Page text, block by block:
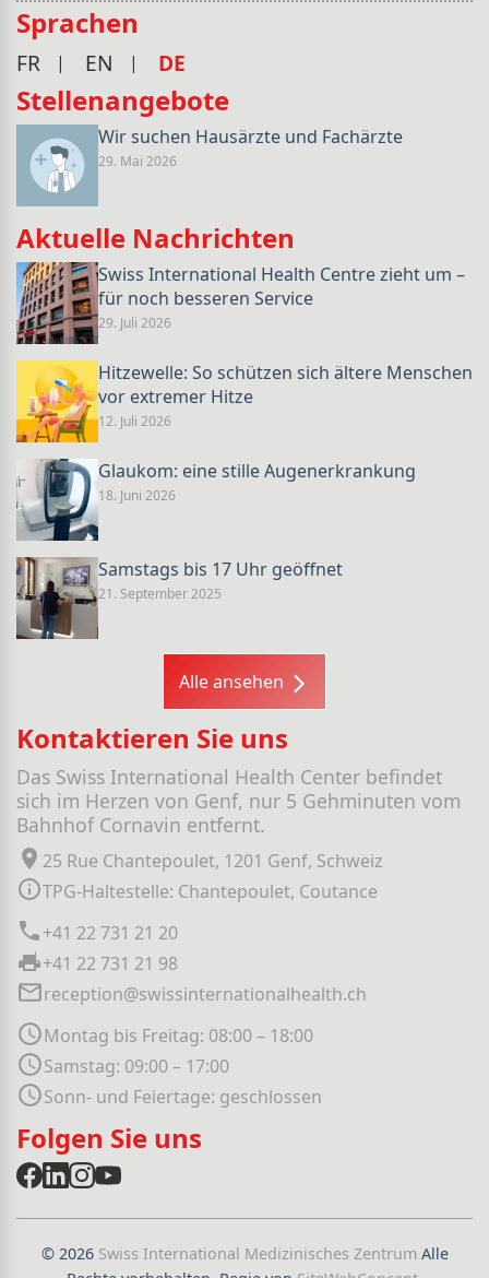
Sprachen
FR EN DE
Stellenangebote
Wir suchen Hausärzte und Fachärzte
29. Mai 2026
Aktuelle Nachrichten
Swiss International Health Centre zieht um –
für noch besseren Service
29. Juli 2026
Hitzewelle: So schützen sich ältere Menschen
vor extremer Hitze
12. Juli 2026
Glaukom: eine stille Augenerkrankung
18. Juni 2026
Samstags bis 17 Uhr geöffnet
21. September 2025
Alle ansehen
Kontaktieren Sie uns
Das Swiss International Health Center befindet
sich im Herzen von Genf, nur 5 Gehminuten vom
Bahnhof Cornavin entfernt.
25 Rue Chantepoulet, 1201 Genf, Schweiz
TPG-Haltestelle: Chantepoulet, Coutance
+41 22 731 21 20
+41 22 731 21 98
reception@swissinternationalhealth.ch
Montag bis Freitag: 08:00 – 18:00
Samstag: 09:00 – 17:00
Sonn- und Feiertage: geschlossen
Folgen Sie uns
© 2026 Swiss International Medizinisches Zentrum Alle